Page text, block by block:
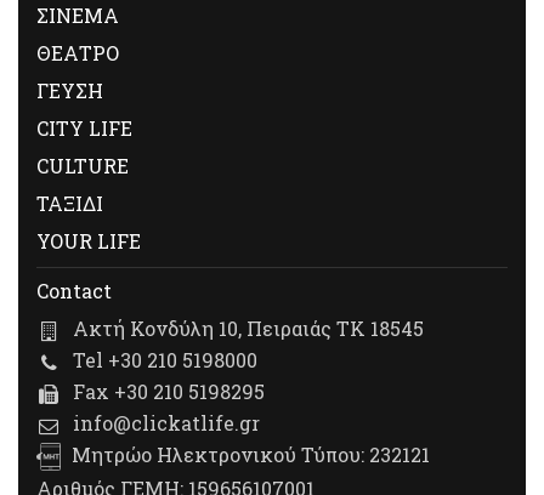
ΣΙΝΕΜΑ
ΘΕΑΤΡΟ
ΓΕΥΣΗ
CITY LIFE
CULTURE
ΤΑΞΙΔΙ
YOUR LIFE
Contact
Ακτή Κονδύλη 10, Πειραιάς ΤΚ 18545
Tel +30 210 5198000
Fax +30 210 5198295
info@clickatlife.gr
Μητρώο Ηλεκτρονικού Τύπου: 232121
Αριθμός ΓΕΜΗ: 159656107001